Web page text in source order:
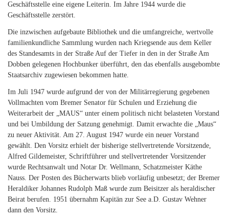
Geschäftsstelle eine eigene Leiterin. Im Jahre 1944 wurde die
Geschäftsstelle zerstört.
Die inzwischen aufgebaute Bibliothek und die umfangreiche, wertvolle
familienkundliche Sammlung wurden nach Kriegsende aus dem Keller
des Standesamts in der Straße Auf der Tiefer in den in der Straße Am
Dobben gelegenen Hochbunker überführt, den das ebenfalls ausgebombte
Staatsarchiv zugewiesen bekommen hatte.
Im Juli 1947 wurde aufgrund der von der Militärregierung gegebenen
Vollmachten vom Bremer Senator für Schulen und Erziehung die
Weiterarbeit der „MAUS“ unter einem politisch nicht belasteten Vorstand
und bei Umbildung der Satzung genehmigt. Damit erwachte die „Maus“
zu neuer Aktivität. Am 27. August 1947 wurde ein neuer Vorstand
gewählt. Den Vorsitz erhielt der bisherige stellvertretende Vorsitzende,
Alfred Gildemeister, Schriftführer und stellvertretender Vorsitzender
wurde Rechtsanwalt und Notar Dr. Wellmann, Schatzmeister Käthe
Nauss. Der Posten des Bücherwarts blieb vorläufig unbesetzt; der Bremer
Heraldiker Johannes Rudolph Maß wurde zum Beisitzer als heraldischer
Beirat berufen. 1951 übernahm Kapitän zur See a.D. Gustav Wehner
dann den Vorsitz.